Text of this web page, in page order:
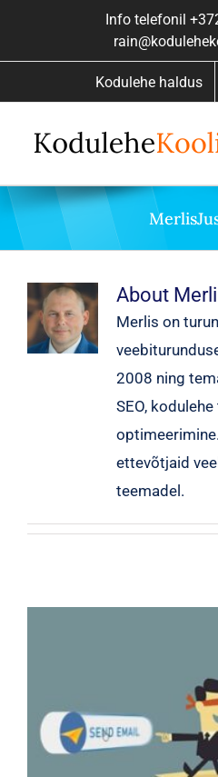
Info telefonil
Kodulehe haldus
About
Merlis on
2008 ning
SEO,
ettevõtjaid
teemadel.